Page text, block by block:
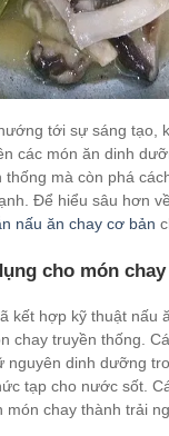
tới sự sáng tạo,
các món ăn dinh
mà còn phá
Để hiểu sâu hơn
nấu ăn chay cơ bản
cho món
kết hợp kỹ thuật nấu
chay truyền thống.
nguyên dinh dưỡng
tạp cho nước sốt.
chay thành trải